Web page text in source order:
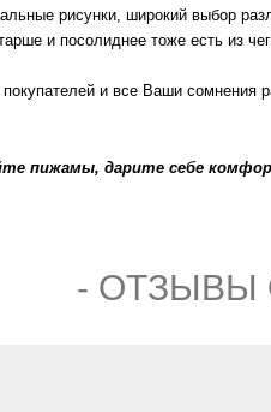
рисунки, широкий выбор
и посолиднее тоже есть из
и все Ваши сомнения
пижамы, дарите себе
- ОТЗЫВЫ